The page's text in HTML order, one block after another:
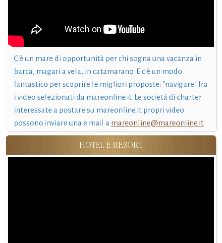
C'è un mare di opportunità per chi sogna una vacanza in
barca, magari a vela, in catamarano. E c'è un modo
fantastico per scoprire le migliori proposte: "navigare" fra
i video selezionati da mareonline.it. Le società di charter
interessate a postare su mareonline.it propri video
possono inviare una e mail a mareonline@mareonline.it
HOTEL E RESORT